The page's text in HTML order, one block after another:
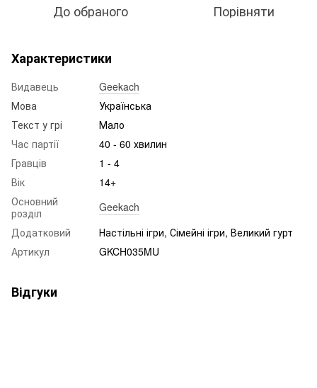
До обраного Порівняти
Характеристики
Видавець
Geekach
Мова
Українська
Текст у грі
Мало
Час партії
40 - 60 хвилин
Гравців
1 - 4
Вік
14+
Основний
розділ
Geekach
Додатковий
Настільні ігри, Сімейні ігри, Великий гурт
Артикул
GKCH035MU
Відгуки